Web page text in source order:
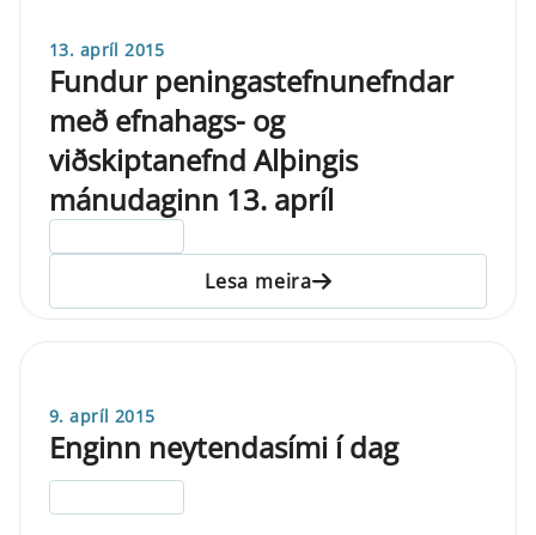
13. apríl 2015
Fundur peningastefnunefndar
með efnahags- og
viðskiptanefnd Alþingis
mánudaginn 13. apríl
Lesa meira
9. apríl 2015
Enginn neytendasími í dag